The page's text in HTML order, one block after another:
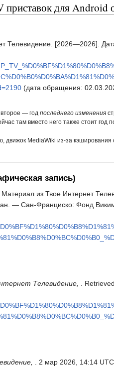
для Android
Телевидение. [2026—2026].
(дата обращения:
— год последнего изменения
там вместо него также стоит год
MediaWiki из-за кэширования
запись)
из Твое Интернет
— Сан-Франциско: Фонд
Телевидение,
.
. 2 мар 2026, 14:14